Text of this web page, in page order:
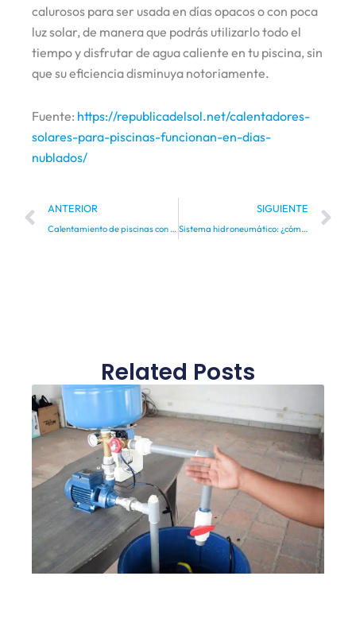
calurosos para ser usada en días opacos o con poca
luz solar, de manera que podrás utilizarlo todo el
tiempo y disfrutar de agua caliente en tu piscina, sin
que su eficiencia disminuya notoriamente.
Fuente: https://republicadelsol.net/calentadores-
solares-para-piscinas-funcionan-en-dias-
nublados/
Prev
ANTERIOR
Calentamiento de piscinas con paneles solares
SIGUIENTE
Sistema hidroneumático: ¿cómo funciona?
Related Posts